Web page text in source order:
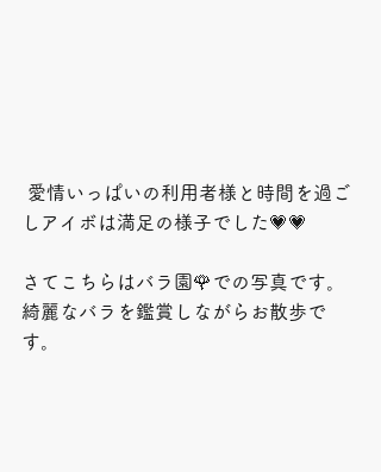
しアイボは満足の様子でした💗💗
さてこちらはバラ園🌹での写真です。
綺麗なバラを鑑賞しながらお散歩で
す。